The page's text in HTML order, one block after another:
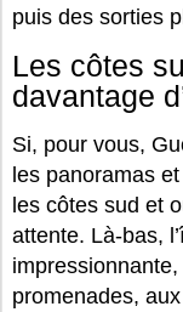
puis des sorties
Les côtes
davantage
Si, pour vous,
les panoramas
les côtes sud et
attente. Là-bas,
promenades,